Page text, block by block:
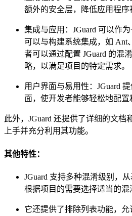
额外的安全层，降低应用程序
集成与应用：JGuard 可以作
可以与构建系统集成，如 Ant
者可以通过配置 JGuard 的混
略，以满足项目的特定需求。
用户界面与易用性：JGuard
面，使开发者能够轻松地配置
此外，JGuard 还提供了详细的文档
上手并充分利用其功能。
其他特性：
JGuard 支持多种混淆级别，
根据项目的需要选择适当的混
它还提供了排除列表功能，